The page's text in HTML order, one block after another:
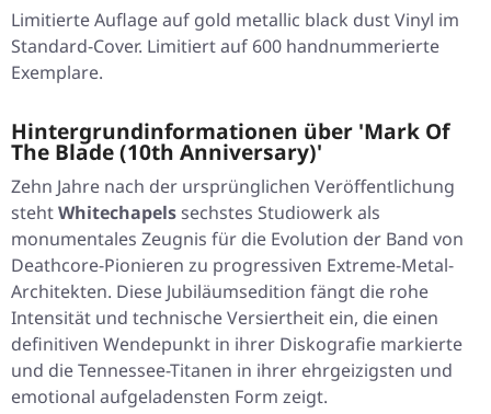
Limitierte Auflage auf gold metallic black dust Vinyl im
Standard-Cover. Limitiert auf 600 handnummerierte
Exemplare.
Hintergrundinformationen über 'Mark Of
The Blade (10th Anniversary)'
Zehn Jahre nach der ursprünglichen Veröffentlichung
stehtWhitechapelssechstes Studiowerk als
monumentales Zeugnis für die Evolution der Band von
Deathcore-Pionieren zu progressiven Extreme-Metal-
Architekten. Diese Jubiläumsedition fängt die rohe
Intensität und technische Versiertheit ein, die einen
definitiven Wendepunkt in ihrer Diskografie markierte
und die Tennessee-Titanen in ihrer ehrgeizigsten und
emotional aufgeladensten Form zeigt.